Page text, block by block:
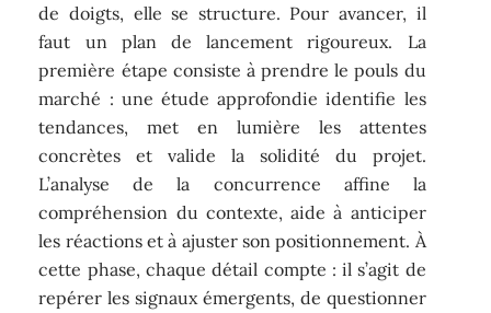
de doigts, elle se structure. Pour avancer, il
faut un plan de lancement rigoureux. La
première étape consiste à prendre le pouls du
marché : une étude approfondie identifie les
tendances, met en lumière les attentes
concrètes et valide la solidité du projet.
L’analyse de la concurrence affine la
compréhension du contexte, aide à anticiper
les réactions et à ajuster son positionnement. À
cette phase, chaque détail compte : il s’agit de
repérer les signaux émergents, de questionner